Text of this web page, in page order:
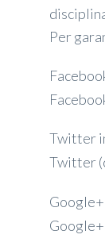
Per
Twitter
Twitter